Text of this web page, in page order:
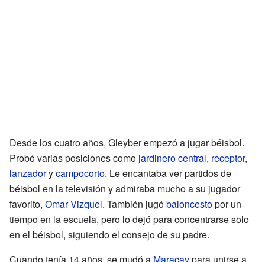
Desde los cuatro años, Gleyber empezó a jugar béisbol.
Probó varias posiciones como jardinero central, receptor,
lanzadorycampocorto. Le encantaba ver partidos de
béisbol en la televisión y admiraba mucho a su jugador
favorito, Omar Vizquel. También jugóbaloncestopor un
tiempo en la escuela, pero lo dejó para concentrarse solo
en el béisbol, siguiendo el consejo de su padre.